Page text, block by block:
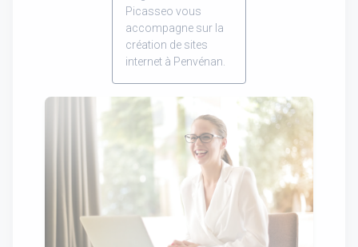
Picasseo vous
accompagne sur la
création de sites
internet à Penvénan.